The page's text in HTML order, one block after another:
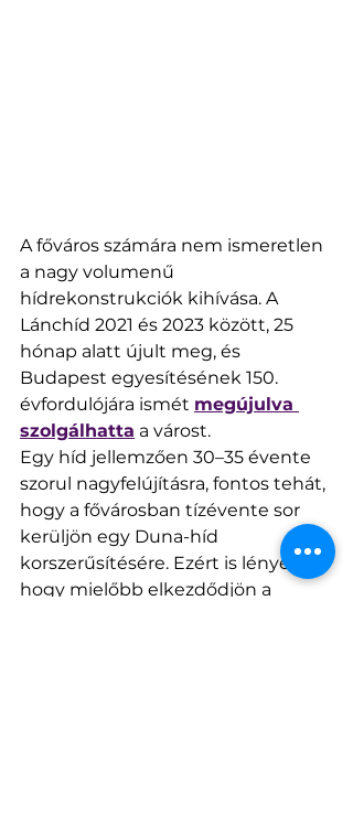
A főváros számára nem ismeretlen
a nagy volumenű
hídrekonstrukciók kihívása. A
Lánchíd 2021 és 2023 között, 25
hónap alatt újult meg, és
Budapest egyesítésének 150.
évfordulójára ismét megújulva
szolgálhatta a várost.
Egy híd jellemzően 30–35 évente
szorul nagyfelújításra, fontos tehát,
hogy a fővárosban tízévente sor
kerüljön egy Duna-híd
korszerűsítésére. Ezért is lényeges,
hogy mielőbb elkezdődjön a